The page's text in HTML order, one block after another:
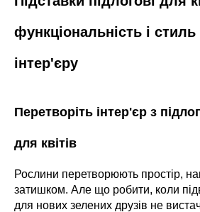
функціональність і
інтер'єру
Перетворіть інтер'єр з
для квітів
Рослини перетворюють простір,
затишком. Але що робити, коли
для нових зелених друзів не